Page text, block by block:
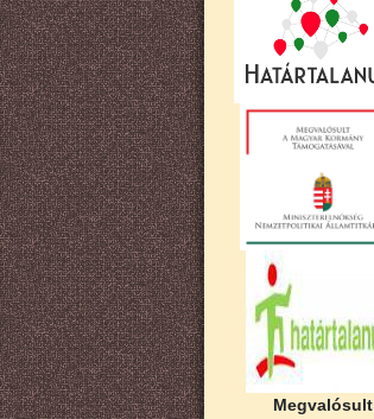
Megvalósult